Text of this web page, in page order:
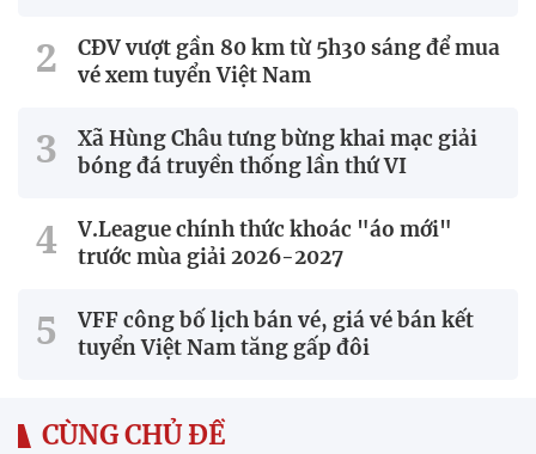
CĐV vượt gần 80 km từ 5h30 sáng để mua
vé xem tuyển Việt Nam
Xã Hùng Châu tưng bừng khai mạc giải
bóng đá truyền thống lần thứ VI
V.League chính thức khoác "áo mới"
trước mùa giải 2026-2027
VFF công bố lịch bán vé, giá vé bán kết
tuyển Việt Nam tăng gấp đôi
CÙNG CHỦ ĐỀ